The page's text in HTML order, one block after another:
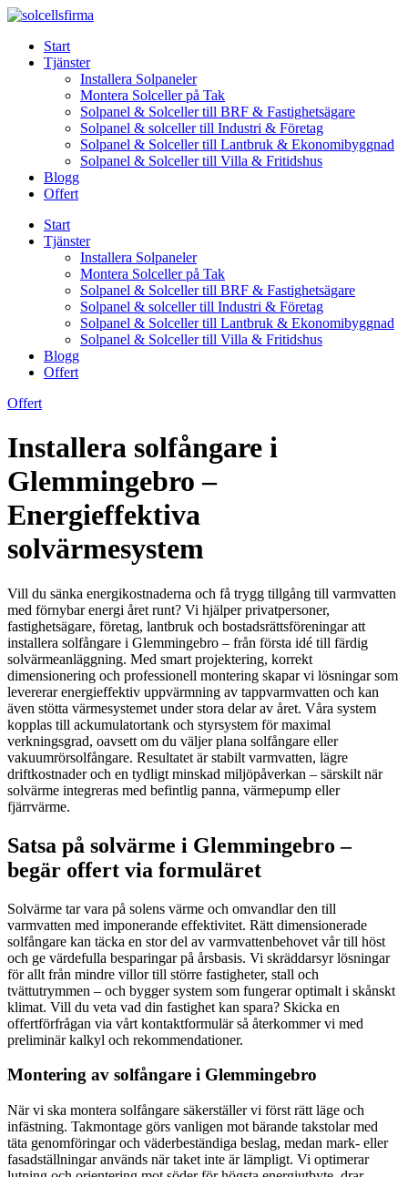
Skip
contentStart
Tjänster
Installera Solpaneler
Montera Solceller på Tak
Solpanel & Solceller till BRF & Fastighetsägare
Solpanel & solceller till Industri & Företag
Solpanel & Solceller till Lantbruk & Ekonomibyggnad
Solpanel & Solceller till Villa & Fritidshus
Blogg
Offert
Start
Tjänster
Installera Solpaneler
Montera Solceller på Tak
Solpanel & Solceller till BRF & Fastighetsägare
Solpanel & solceller till Industri & Företag
Solpanel & Solceller till Lantbruk & Ekonomibyggnad
Solpanel & Solceller till Villa & Fritidshus
Blogg
Offert
Offert
Installera solfångare i
Glemmingebro –
Energieffektiva
solvärmesystem
Vill du sänka energikostnaderna och få trygg tillgång till varmvatten
med förnybar energi året runt? Vi hjälper privatpersoner,
fastighetsägare, företag, lantbruk och bostadsrättsföreningar att
installera solfångare i Glemmingebro – från första idé till färdig
solvärmeanläggning. Med smart projektering, korrekt
dimensionering och professionell montering skapar vi lösningar som
levererar energieffektiv uppvärmning av tappvarmvatten och kan
även stötta värmesystemet under stora delar av året. Våra system
kopplas till ackumulatortank och styrsystem för maximal
verkningsgrad, oavsett om du väljer plana solfångare eller
vakuumrörsolfångare. Resultatet är stabilt varmvatten, lägre
driftkostnader och en tydligt minskad miljöpåverkan – särskilt när
solvärme integreras med befintlig panna, värmepump eller
fjärrvärme.
Satsa på solvärme i Glemmingebro –
begär offert via formuläret
Solvärme tar vara på solens värme och omvandlar den till
varmvatten med imponerande effektivitet. Rätt dimensionerade
solfångare kan täcka en stor del av varmvattenbehovet vår till höst
och ge värdefulla besparingar på årsbasis. Vi skräddarsyr lösningar
för allt från mindre villor till större fastigheter, stall och
tvättutrymmen – och bygger system som fungerar optimalt i skånskt
klimat. Vill du veta vad din fastighet kan spara? Skicka en
offertförfrågan via vårt kontaktformulär så återkommer vi med
preliminär kalkyl och rekommendationer.
Montering av solfångare i Glemmingebro
När vi ska montera solfångare säkerställer vi först rätt läge och
infästning. Takmontage görs vanligen mot bärande takstolar med
täta genomföringar och väderbeständiga beslag, medan mark- eller
fasadställningar används när taket inte är lämpligt. Vi optimerar